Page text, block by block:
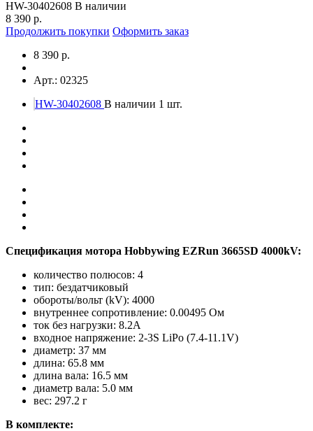
HW-30402608 В наличии
8 390 р.
Продолжить покупки Оформить заказ
8 390 р.
Арт.: 02325
HW-30402608 В наличии 1 шт.
Спецификация мотора Hobbywing EZRun 3665SD 4000kV:
количество полюсов: 4
тип: бездатчиковый
обороты/вольт (kV): 4000
внутреннее сопротивление: 0.00495 Ом
ток без нагрузки: 8.2A
входное напряжение: 2-3S LiPo (7.4-11.1V)
диаметр: 37 мм
длина: 65.8 мм
длина вала: 16.5 мм
диаметр вала: 5.0 мм
вес: 297.2 г
В комплекте: